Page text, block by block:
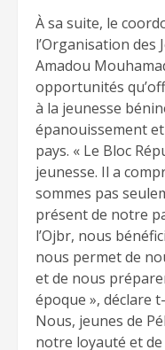
À sa suite, le
l’Organisation des
Amadou
opportunités
à la jeunesse
épanouissement
pays. « Le Bloc
jeunesse. Il a
sommes pas
présent de notre
l’Ojbr, nous
nous permet de
et de nous
époque », déclare
Nous, jeunes de
notre loyauté et